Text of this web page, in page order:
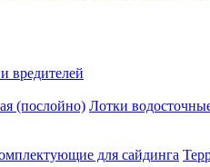
вредителей
(послойно) Лотки
для сайдинга